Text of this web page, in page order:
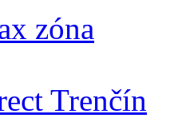
zóna
Trenčín